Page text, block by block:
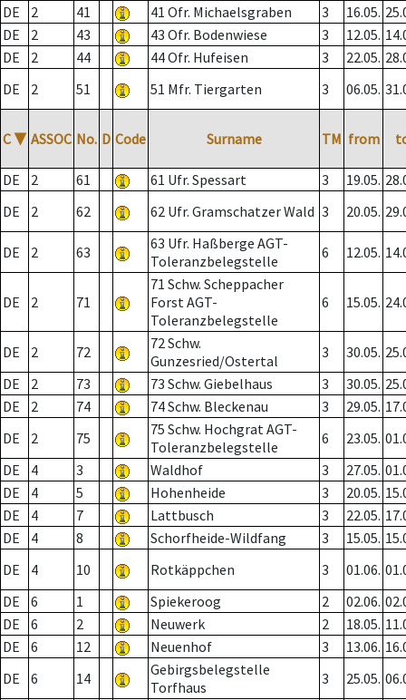
DE
2 41 41 Ofr. Michaelsgraben 3 16.05.
DE
2 43 43 Ofr. Bodenwiese 3 12.05.
DE
2 44 44 Ofr. Hufeisen 3 22.05.
DE
2 51 51 Mfr. Tiergarten 3 06.05.
C ▼ ASSOC No. D Code Surname TM from
DE 2 61 61 Ufr. Spessart 3 19.05.
DE
2 62 62 Ufr. Gramschatzer Wald 3 20.05.
DE 2 63
63 Ufr. Haßberge AGT-
Toleranzbelegstelle
6 12.05.
DE 2 71
71 Schw. Scheppacher
Forst AGT-
Toleranzbelegstelle
6 15.05.
DE 2 72
72 Schw.
Gunzesried/Ostertal
3 30.05.
DE
2 73 73 Schw. Giebelhaus 3 30.05.
DE
2 74 74 Schw. Bleckenau 3 29.05.
DE
2 75
75 Schw. Hochgrat AGT-
Toleranzbelegstelle
6 23.05.
DE
4 3 Waldhof 3 27.05.
DE
4 5 Hohenheide 3 20.05.
DE
4 7 Lattbusch 3 22.05.
DE
4 8 Schorfheide-Wildfang 3 15.05.
DE
4 10 Rotkäppchen 3 01.06.
DE
6 1 Spiekeroog 2 02.06.
DE
6 2 Neuwerk 2 18.05.
DE
6 12 Neuenhof 3 13.06.
DE
6 14
Gebirgsbelegstelle
Torfhaus
3 25.05.